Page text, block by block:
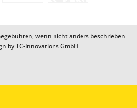
wenn nicht anders beschrieben
byTC-Innovations GmbH